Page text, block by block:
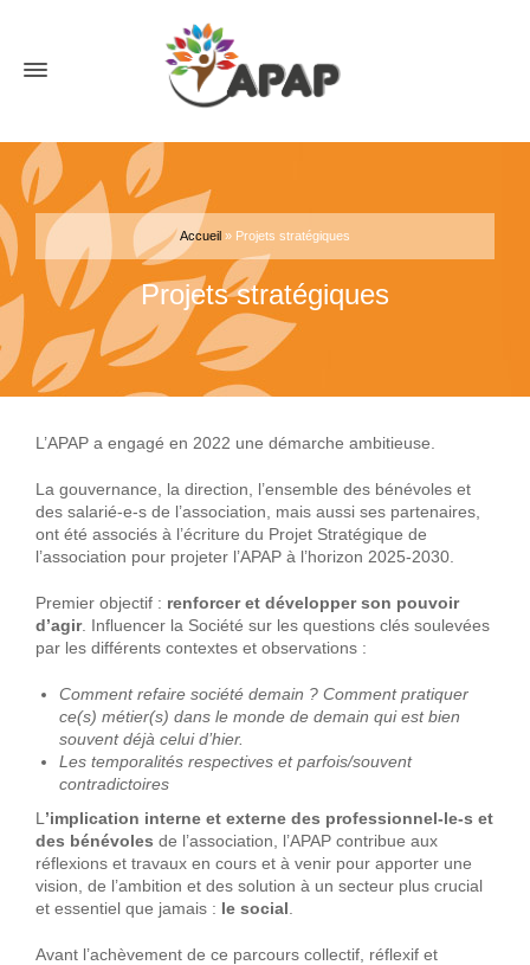
Accueil » Projets stratégiques
Projets stratégiques
L’APAP a engagé en 2022 une démarche ambitieuse.
La gouvernance, la direction, l’ensemble des bénévoles et
des salarié-e-s de l’association, mais aussi ses partenaires,
ont été associés à l’écriture du Projet Stratégique de
l’association pour projeter l’APAP à l’horizon 2025-2030.
Premier objectif : renforcer et développer son pouvoir
d’agir. Influencer la Société sur les questions clés soulevées
par les différents contextes et observations :
Comment refaire société demain ? Comment pratiquer
ce(s) métier(s) dans le monde de demain qui est bien
souvent déjà celui d’hier.
Les temporalités respectives et parfois/souvent
contradictoires
L ’implication interne et externe des professionnel-le-s et
des bénévoles de l’association, l’APAP contribue aux
réflexions et travaux en cours et à venir pour apporter une
vision, de l’ambition et des solution à un secteur plus crucial
et essentiel que jamais : le social
Avant l’achèvement de ce parcours collectif, réflexif et